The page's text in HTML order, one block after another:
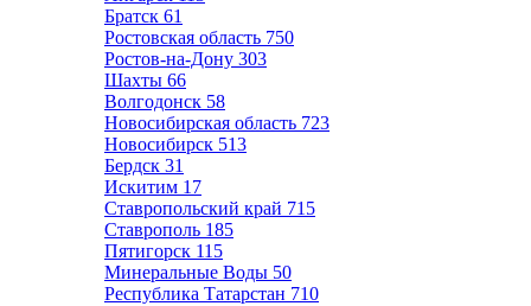
Братск 61
Ростовская область 750
Ростов-на-Дону 303
Шахты 66
Волгодонск 58
Новосибирская область 723
Новосибирск 513
Бердск 31
Искитим 17
Ставропольский край 715
Ставрополь 185
Пятигорск 115
Минеральные Воды 50
Республика Татарстан 710